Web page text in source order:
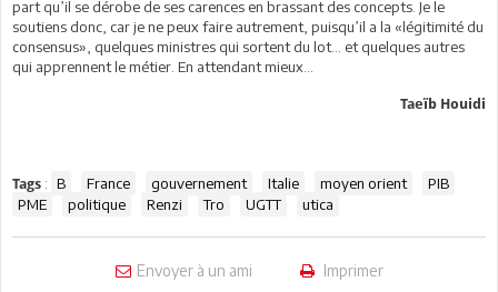
part qu’il se dérobe de ses carences en brassant des concepts. Je le
soutiens donc, car je ne peux faire autrement, puisqu’il a la «légitimité du
consensus», quelques ministres qui sortent du lot… et quelques autres
qui apprennent le métier. En attendant mieux…
Taeïb Houidi
Tags : B France gouvernement Italie moyen orient
PIB
PME
politique Renzi Tro UGTT utica
Envoyer à un ami Imprimer